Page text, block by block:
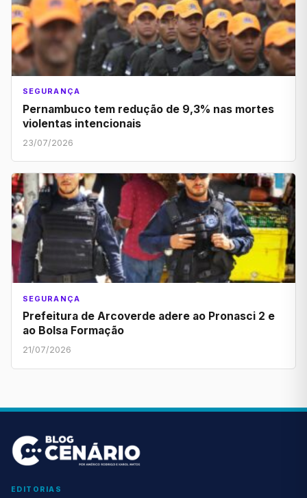
SEGURANÇA
Pernambuco tem redução de 9,3% nas mortes
violentas intencionais
23/07/2026
SEGURANÇA
Prefeitura de Arcoverde adere ao Pronasci 2 e
ao Bolsa Formação
21/07/2026
EDITORIAS